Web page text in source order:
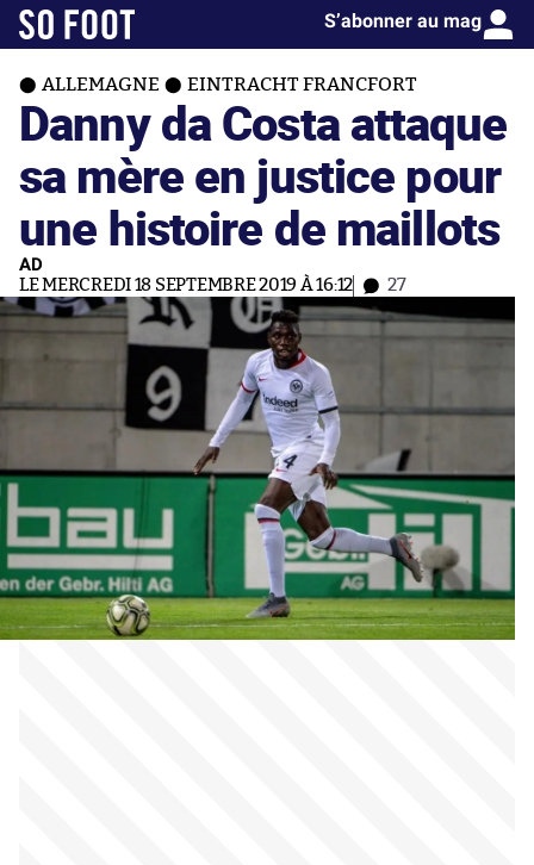
S’abonner au mag
ALLEMAGNE EINTRACHT FRANCFORT
Danny da Costa attaque
sa mère en justice pour
une histoire de maillots
AD
LE MERCREDI 18 SEPTEMBRE 2019 À 16:12 27